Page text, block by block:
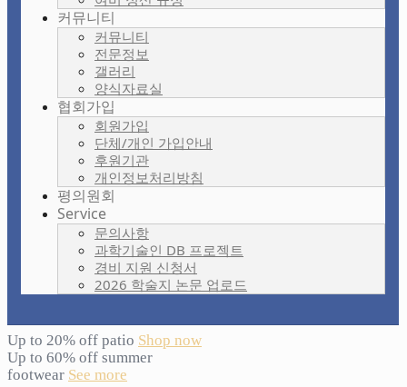
커뮤니티
커뮤니티
전문정보
갤러리
양식자료실
협회가입
회원가입
단체/개인 가입안내
후원기관
개인정보처리방침
평의원회
Service
문의사항
과학기술인 DB 프로젝트
경비 지원 신청서
2026 학술지 논문 업로드
Up to 20% off patio Shop now
Up to 60% off summer
footwear See more